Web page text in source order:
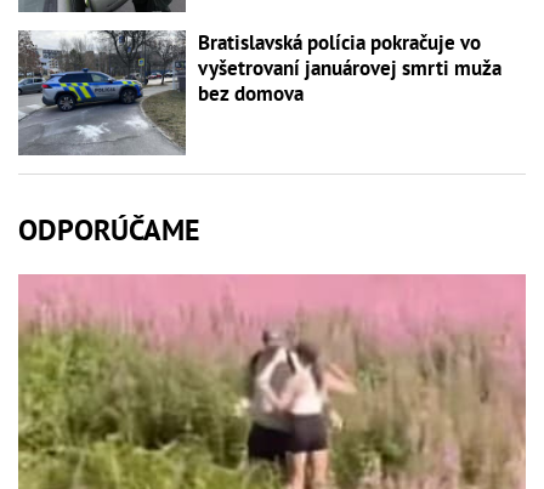
Bratislavská polícia pokračuje vo
vyšetrovaní januárovej smrti muža
bez domova
ODPORÚČAME